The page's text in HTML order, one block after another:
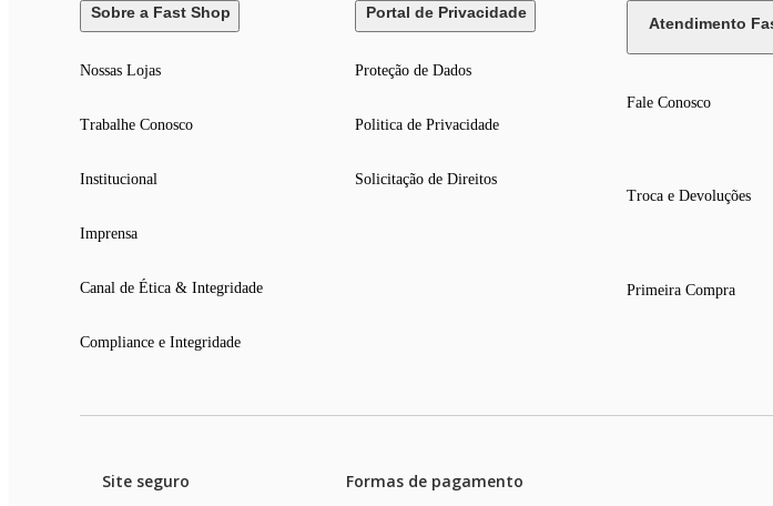
Sobre a Fast Shop
Nossas Lojas
Trabalhe Conosco
Institucional
Imprensa
Canal de Ética & Integridade
Compliance e Integridade
Portal de Privacidade
Proteção de Dados
Politica de Privacidade
Solicitação de Direitos
Atendimento
Fale Conosco
Troca e Devoluções
Primeira Compra
Site seguro Formas de pagamento